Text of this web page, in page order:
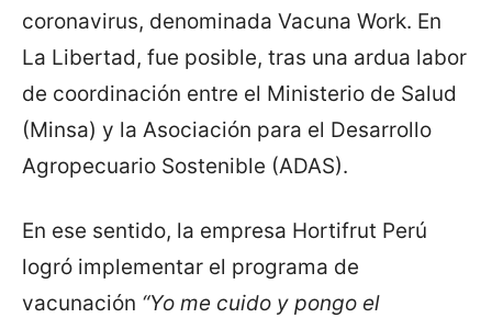
coronavirus, denominada Vacuna Work. En
La Libertad, fue posible, tras una ardua labor
de coordinación entre el Ministerio de Salud
(Minsa) y la Asociación para el Desarrollo
Agropecuario Sostenible (ADAS).
En ese sentido, la empresa Hortifrut Perú
logró implementar el programa de
vacunación “Yo me cuido y pongo el